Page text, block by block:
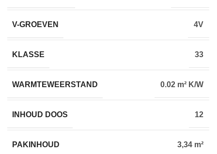
V-GROEVEN 4V
KLASSE 33
WARMTEWEERSTAND 0.02 m² K/W
INHOUD DOOS 12
PAKINHOUD 3,34 m²